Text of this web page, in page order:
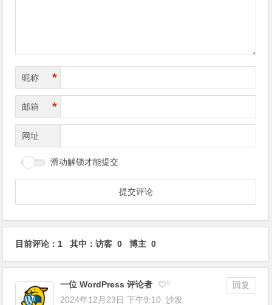
昵称 *
邮箱 *
网址
滑动解锁才能提交
目前评论：1 其中：访客 0 博主 0
一位 WordPress 评论者 0
回复
2024年12月23日 下午9:10 沙发